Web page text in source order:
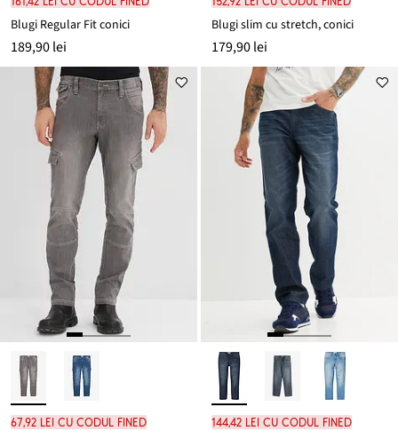
Blugi Regular Fit conici
189,90 lei
Blugi slim cu stretch, conici
179,90 lei
67,92 lei cu codul FINED 144,42 lei cu codul FINED